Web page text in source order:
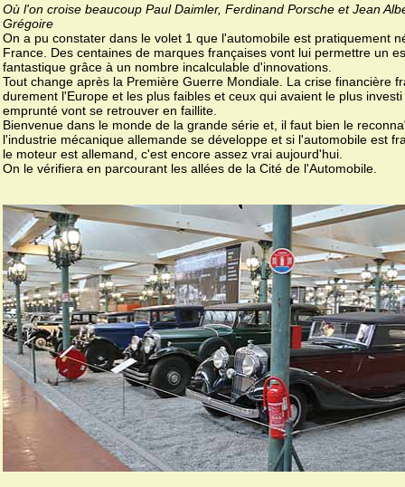
Où l'on croise beaucoup Paul Daimler, Ferdinand Porsche et Jean
Grégoire
On a pu constater dans le volet 1 que l'automobile est pratiquement
France. Des centaines de marques françaises vont lui permettre un
fantastique grâce à un nombre incalculable d'innovations.
Tout change après la Première Guerre Mondiale. La crise financière
durement l'Europe et les plus faibles et ceux qui avaient le plus investi
emprunté vont se retrouver en faillite.
Bienvenue dans le monde de la grande série et, il faut bien le
l'industrie mécanique allemande se développe et si l'automobile est
le moteur est allemand, c'est encore assez vrai aujourd'hui.
On le vérifiera en parcourant les allées de la Cité de l'Automobile.